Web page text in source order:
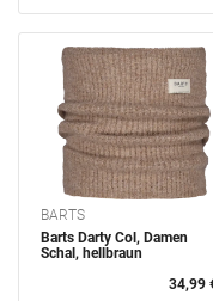
BARTS
Barts Darty Col, Damen
Schal, hellbraun
34,99